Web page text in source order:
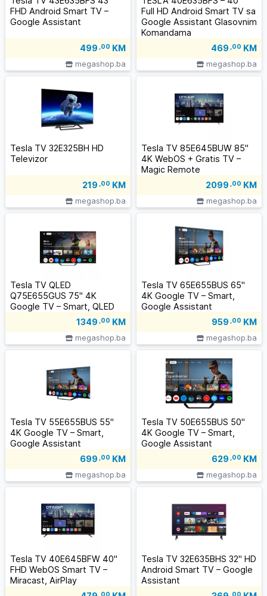
FHD Android Smart TV –
Google Assistant
499 ,00 KM
megashop.ba
Full HD Android Smart TV sa
Google Assistant Glasovnim
Komandama
469 ,00 KM
megashop.ba
Tesla TV 32E325BH HD
Televizor
219 ,00 KM
megashop.ba
Tesla TV 85E645BUW 85"
4K WebOS + Gratis TV –
Magic Remote
2099 ,00 KM
megashop.ba
Tesla TV QLED
Q75E655GUS 75" 4K
Google TV – Smart, QLED
1349 ,00 KM
megashop.ba
Tesla TV 65E655BUS 65"
4K Google TV – Smart,
Google Assistant
959 ,00 KM
megashop.ba
Tesla TV 55E655BUS 55"
4K Google TV – Smart,
Google Assistant
699 ,00 KM
megashop.ba
Tesla TV 50E655BUS 50"
4K Google TV – Smart,
Google Assistant
629 ,00 KM
megashop.ba
Tesla TV 40E645BFW 40"
FHD WebOS Smart TV –
Miracast, AirPlay
Tesla TV 32E635BHS 32" HD
Android Smart TV – Google
Assistant